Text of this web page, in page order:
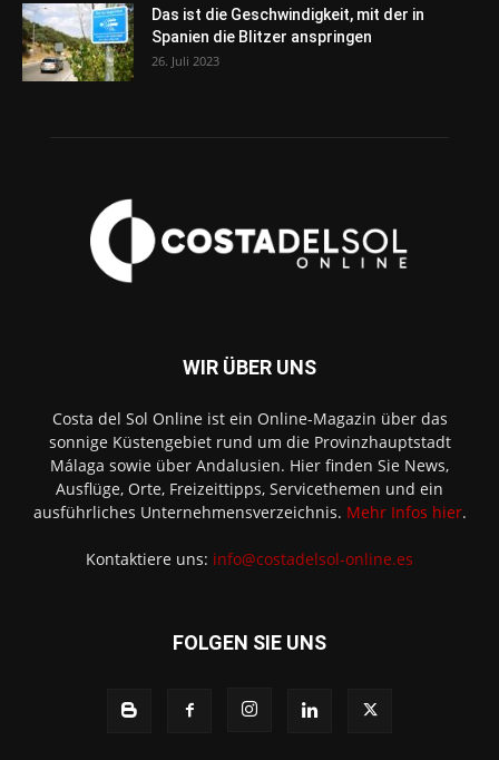
Das ist die Geschwindigkeit, mit der in
Spanien die Blitzer anspringen
26. Juli 2023
WIR ÜBER UNS
Costa del Sol Online ist ein Online-Magazin über das
sonnige Küstengebiet rund um die Provinzhauptstadt
Málaga sowie über Andalusien. Hier finden Sie News,
Ausflüge, Orte, Freizeittipps, Servicethemen und ein
ausführliches Unternehmensverzeichnis. Mehr Infos hier.
Kontaktiere uns: info@costadelsol-online.es
FOLGEN SIE UNS